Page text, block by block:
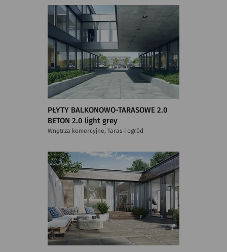
PŁYTY BALKONOWO-TARASOWE 2.0
BETON 2.0 light grey
Wnętrza komercyjne, Taras i ogród